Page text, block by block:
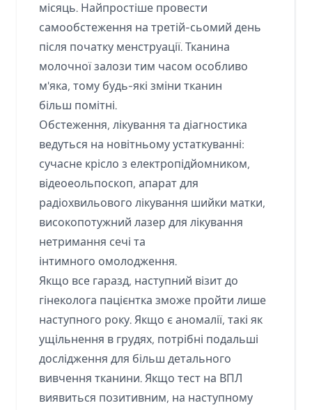
місяць. Найпростіше провести
самообстеження на третій-сьомий день
після початку менструації. Тканина
молочної залози тим часом особливо
м'яка, тому будь-які зміни тканин
більш помітні.
Обстеження, лікування та діагностика
ведуться на новітньому устаткуванні:
сучасне крісло з електропідйомником,
відеоеольпоскоп, апарат для
радіохвильового лікування шийки матки,
високопотужний лазер для лікування
нетримання сечі та
інтимного омолодження.
Якщо все гаразд, наступний візит до
гінеколога пацієнтка зможе пройти лише
наступного року. Якщо є аномалії, такі як
ущільнення в грудях, потрібні подальші
дослідження для більш детального
вивчення тканини. Якщо тест на ВПЛ
виявиться позитивним, на наступному